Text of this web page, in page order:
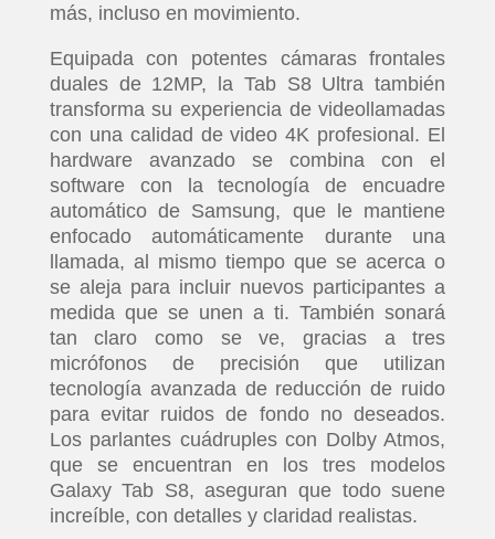
más, incluso en movimiento.
Equipada con potentes cámaras frontales
duales de 12MP, la Tab S8 Ultra también
transforma su experiencia de videollamadas
con una calidad de video 4K profesional. El
hardware avanzado se combina con el
software con la tecnología de encuadre
automático de Samsung, que le mantiene
enfocado automáticamente durante una
llamada, al mismo tiempo que se acerca o
se aleja para incluir nuevos participantes a
medida que se unen a ti. También sonará
tan claro como se ve, gracias a tres
micrófonos de precisión que utilizan
tecnología avanzada de reducción de ruido
para evitar ruidos de fondo no deseados.
Los parlantes cuádruples con Dolby Atmos,
que se encuentran en los tres modelos
Galaxy Tab S8, aseguran que todo suene
increíble, con detalles y claridad realistas.